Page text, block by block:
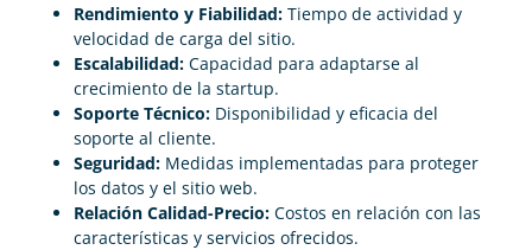
Rendimiento y Fiabilidad: Tiempo de actividad y
velocidad de carga del sitio.
Escalabilidad: Capacidad para adaptarse al
crecimiento de la startup.
Soporte Técnico: Disponibilidad y eficacia del
soporte al cliente.
Seguridad: Medidas implementadas para proteger
los datos y el sitio web.
Relación Calidad-Precio: Costos en relación con las
características y servicios ofrecidos.